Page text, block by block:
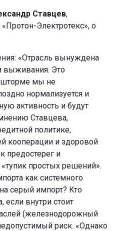
Ставцев,
Электротекс», о
«Отрасль вынуждена
выживания. Это
шторме мы не
нормализуется и
активность и будут
Ставцева,
политике,
кооперации и здоровой
предостерег и
простых решений».
как системного
серый импорт? Кто
если внутри стоит
(железнодорожный
риск. «Однако